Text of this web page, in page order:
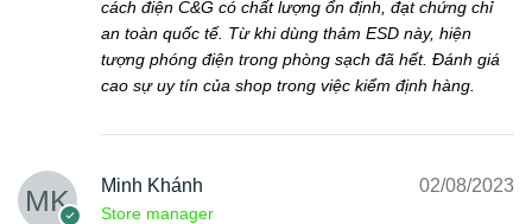
cách điện C&G có chất lượng ổn định, đạt chứng chỉ
an toàn quốc tế. Từ khi dùng thảm ESD này, hiện
tượng phóng điện trong phòng sạch đã hết. Đánh giá
cao sự uy tín của shop trong việc kiểm định hàng.
Minh Khánh
Store manager
02/08/2023